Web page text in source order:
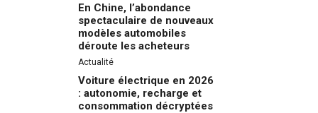
En Chine, l’abondance
spectaculaire de nouveaux
modèles automobiles
déroute les acheteurs
Actualité
Voiture électrique en 2026
: autonomie, recharge et
consommation décryptées